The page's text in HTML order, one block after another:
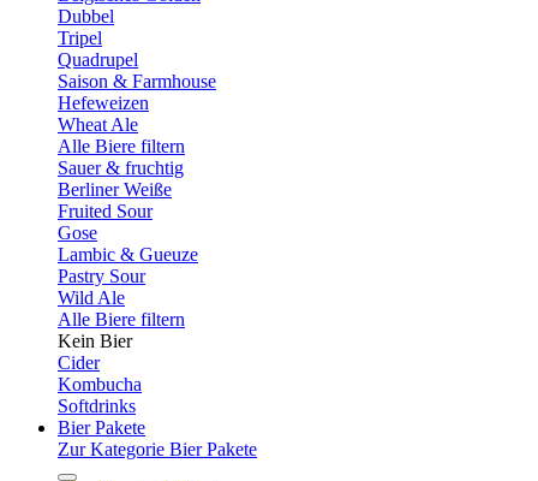
Dubbel
Tripel
Quadrupel
Saison & Farmhouse
Hefeweizen
Wheat Ale
Alle Biere filtern
Sauer & fruchtig
Berliner Weiße
Fruited Sour
Gose
Lambic & Gueuze
Pastry Sour
Wild Ale
Alle Biere filtern
Kein Bier
Cider
Kombucha
Softdrinks
Bier Pakete
Zur Kategorie Bier Pakete